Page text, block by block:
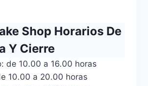
Shop Horarios De
Y Cierre
de 10.00 a 16.00 horas
10.00 a 20.00 horas